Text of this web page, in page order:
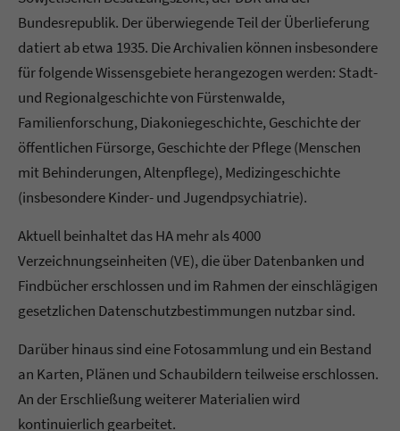
Bundesrepublik. Der überwiegende Teil der Überlieferung
datiert ab etwa 1935. Die Archivalien können insbesondere
für folgende Wissensgebiete herangezogen werden: Stadt-
und Regionalgeschichte von Fürstenwalde,
Familienforschung, Diakoniegeschichte, Geschichte der
öffentlichen Fürsorge, Geschichte der Pflege (Menschen
mit Behinderungen, Altenpflege), Medizingeschichte
(insbesondere Kinder- und Jugendpsychiatrie).
Aktuell beinhaltet das HA mehr als 4000
Verzeichnungseinheiten (VE), die über Datenbanken und
Findbücher erschlossen und im Rahmen der einschlägigen
gesetzlichen Datenschutzbestimmungen nutzbar sind.
Darüber hinaus sind eine Fotosammlung und ein Bestand
an Karten, Plänen und Schaubildern teilweise erschlossen.
An der Erschließung weiterer Materialien wird
kontinuierlich gearbeitet.